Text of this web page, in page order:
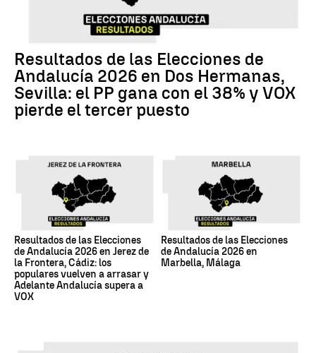
Resultados de las Elecciones de
Andalucía 2026 en Dos Hermanas,
Sevilla: el PP gana con el 38% y VOX
pierde el tercer puesto
Resultados de las Elecciones
de Andalucía 2026 en Jerez de
la Frontera, Cádiz: los
populares vuelven a arrasar y
Adelante Andalucía supera a
VOX
Resultados de las Elecciones
de Andalucía 2026 en
Marbella, Málaga